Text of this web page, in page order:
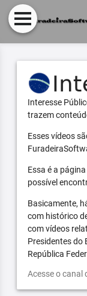
Interesse
trazem
Esses vídeos
Essa é a
possível
Basicamente,
com histórico
com vídeos
Presidentes do
República
Acesse o canal